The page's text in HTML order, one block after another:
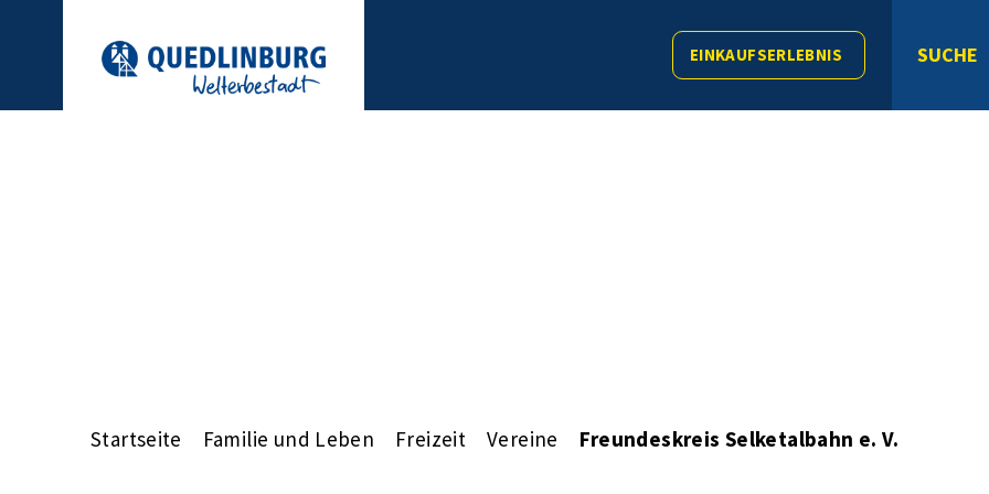
EINKAUFSERLEBNIS SUCHE
Startseite Familie und Leben Freizeit Vereine Freundeskreis Selketalbahn e. V.